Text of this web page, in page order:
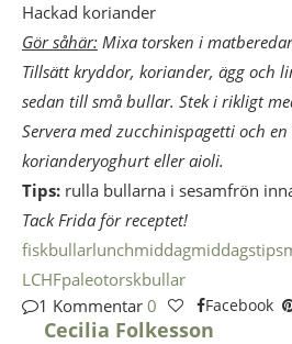
Hackad koriander
Gör såhär: Mixa torsken i
Tillsätt kryddor, koriander, ägg och
sedan till små bullar. Stek i rikligt
Servera med zucchinispagetti och
korianderyoghurt eller aioli.
Tips: rulla bullarna i sesamfrön
Tack Frida för receptet!
fiskbullarlunchmiddagmiddagstips
LCHFpaleotorskbullar
1 Kommentar 0 Facebook
Cecilia Folkesson